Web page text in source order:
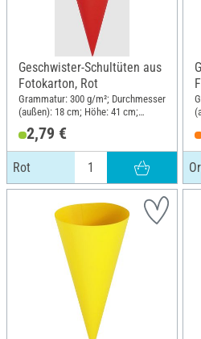
Geschwister-Schultüten aus
Fotokarton, Rot
Grammatur: 300 g/m²; Durchmesser
(außen): 18 cm; Höhe: 41 cm;
Material: Karton
2,79 €
Rot